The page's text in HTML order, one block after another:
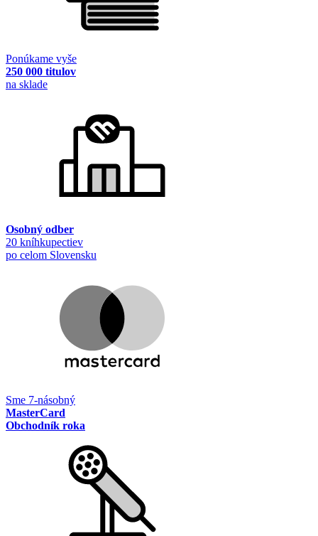
Ponúkame vyše
250 000 titulov
na sklade
Osobný odber
20 kníhkupectiev
po celom Slovensku
Sme 7-násobný
MasterCard
Obchodník roka